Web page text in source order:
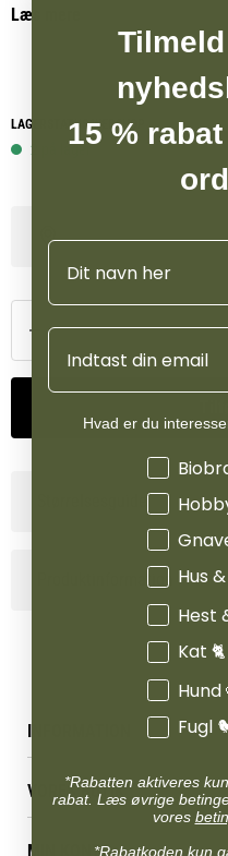
overskuelig.
Vægbeslaget er fremstillet af
som giver høj styrke og lang
krævende omgivelser. Den
til både private og
Læs mere
LAGERSTATUS WEBSHOP
2 på lager
Produktinformation
INFORMATION
Reklamations- &
Levering & afhentning
Følg din bestilling
VORES BUTIK
MIN KONTO
15 %
Navn
Email
Hvad er du
Hus
Hest
Kat 🐈
Hund
Fugl
*Rabatten aktiveres
rabat. Læs øvrige
vores
*Rabatkoden kun